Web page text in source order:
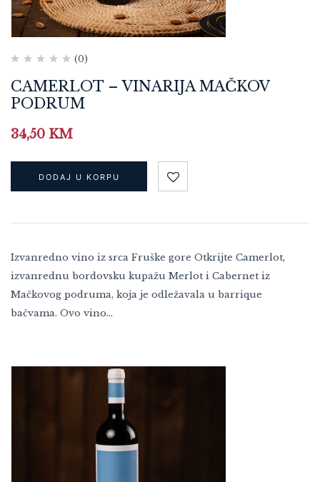
(0)
CAMERLOT – VINARIJA MAČKOV
PODRUM
34,50 KM
DODAJ U KORPU
Izvanredno vino iz srca Fruške gore Otkrijte Camerlot,
izvanrednu bordovsku kupažu Merlot i Cabernet iz
Mačkovog podruma, koja je odležavala u barrique
bačvama. Ovo vino…